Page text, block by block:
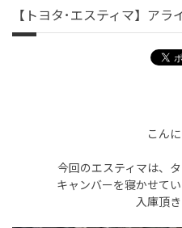
【トヨタ･エスティマ】ア
こん
今回のエスティマは、
キャンバーを寝かせて
入庫頂